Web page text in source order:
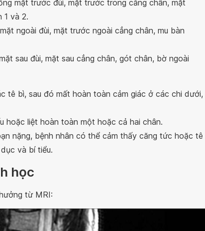
mặt trước đùi, mặt trước trong cẳng chân, mặt
1 và 2.
ngoài đùi, mặt trước ngoài cẳng chân, mu bàn
sau đùi, mặt sau cẳng chân, gót chân, bờ ngoài
tê bì, sau đó mất hoàn toàn cảm giác ở các chi dưới,
hoặc liệt hoàn toàn một hoặc cả hai chân.
nặng, bệnh nhân có thể cảm thấy căng tức hoặc tê
và bí tiểu.
học
từ MRI: